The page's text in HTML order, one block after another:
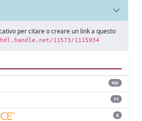
per citare o creare un link a questo
11573/1115934
ND
11
8